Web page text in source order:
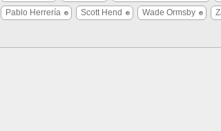
Pablo Herrería
Scott Hend Wade Ormsby